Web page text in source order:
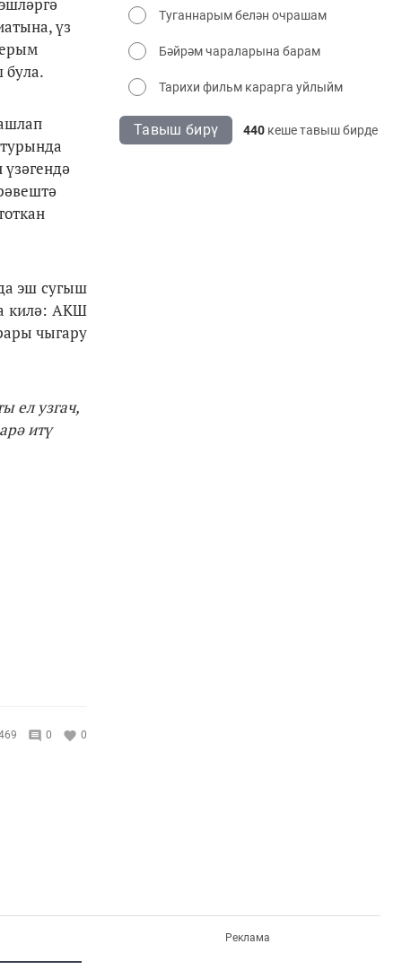
үз
була.
эш сугыш
килә: АКШ
чыгару
ел узгач,
итү
0 0
Туганнарым белән очрашам
Бәйрәм чараларына барам
Тарихи фильм карарга уйлыйм
Тавыш бирү 440 кеше тавыш бирде
Реклама